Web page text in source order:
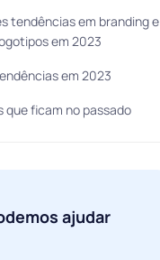
tendências em branding e
em 2023
em 2023
que ficam no passado
ajudar